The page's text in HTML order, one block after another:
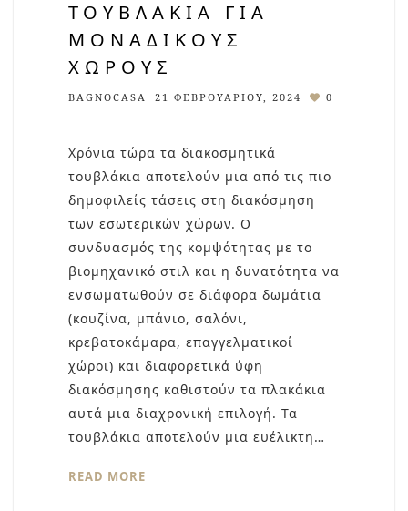
ΤΟΥΒΛΆΚΙΑ ΓΙΑ
ΜΟΝΑΔΙΚΟΎΣ
ΧΏΡΟΥΣ
BAGNOCASA 21 ΦΕΒΡΟΥΑΡΊΟΥ, 2024 0
Χρόνια τώρα τα διακοσμητικά
τουβλάκια αποτελούν μια από τις πιο
δημοφιλείς τάσεις στη διακόσμηση
των εσωτερικών χώρων. Ο
συνδυασμός της κομψότητας με το
βιομηχανικό στιλ και η δυνατότητα να
ενσωματωθούν σε διάφορα δωμάτια
(κουζίνα, μπάνιο, σαλόνι,
κρεβατοκάμαρα, επαγγελματικοί
χώροι) και διαφορετικά ύφη
διακόσμησης καθιστούν τα πλακάκια
αυτά μια διαχρονική επιλογή. Τα
τουβλάκια αποτελούν μια ευέλικτη…
READ MORE